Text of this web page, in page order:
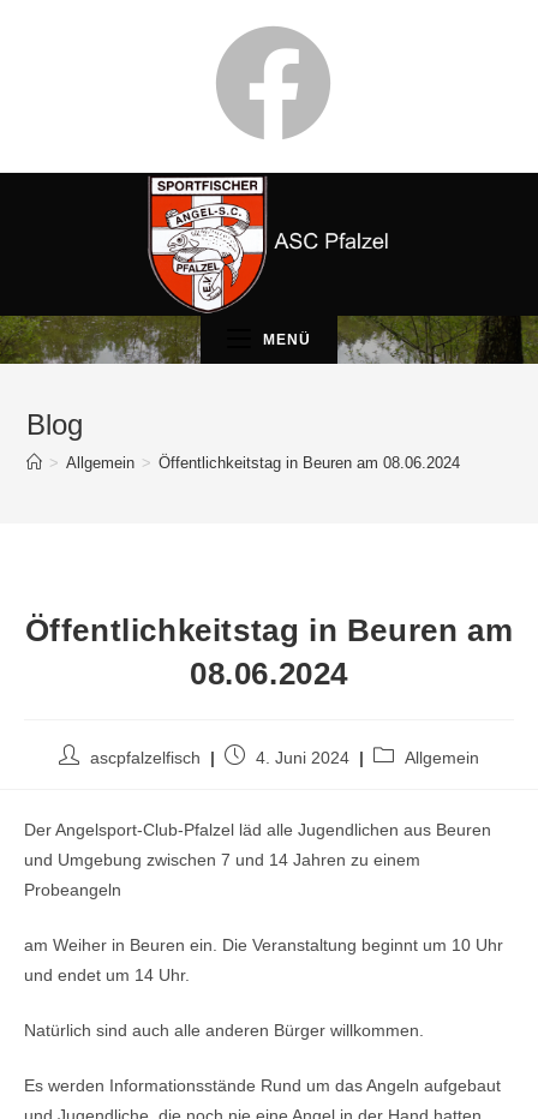
MENÜ
Blog
> Allgemein > Öffentlichkeitstag in Beuren am 08.06.2024
Öffentlichkeitstag in Beuren am
08.06.2024
ascpfalzelfisch 4. Juni 2024 Allgemein
Der Angelsport-Club-Pfalzel läd alle Jugendlichen aus Beuren
und Umgebung zwischen 7 und 14 Jahren zu einem
Probeangeln
am Weiher in Beuren ein. Die Veranstaltung beginnt um 10 Uhr
und endet um 14 Uhr.
Natürlich sind auch alle anderen Bürger willkommen.
Es werden Informationsstände Rund um das Angeln aufgebaut
und Jugendliche, die noch nie eine Angel in der Hand hatten,